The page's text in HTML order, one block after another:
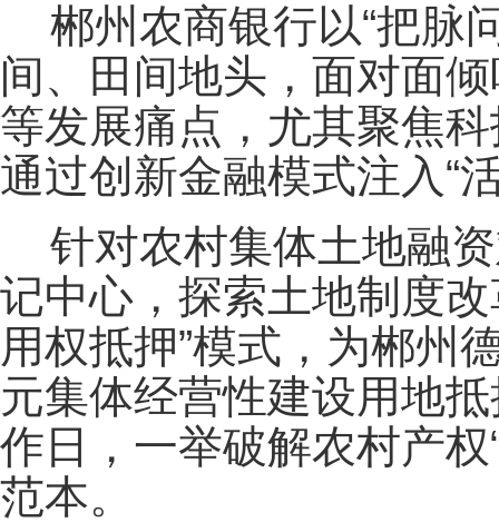
郴州农商银行以“把脉
间、田间地头，面对面
等发展痛点，尤其聚焦
通过创新金融模式注入“
针对农村集体土地融
记中心，探索土地制度
用权抵押”模式，为郴州
元集体经营性建设用地
作日，一举破解农村产
范本。